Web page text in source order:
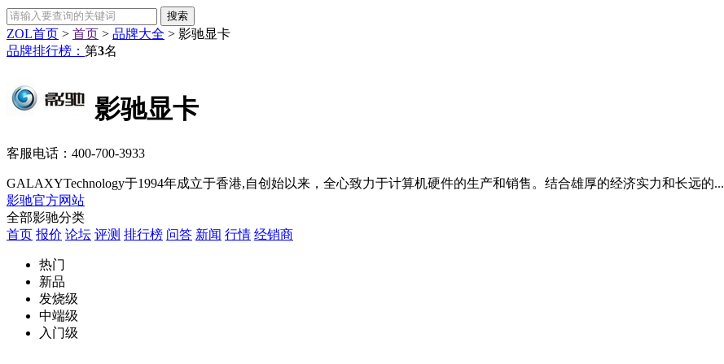
ZOL首页 > 首页 > 品牌大全 > 影驰显卡
品牌排行榜： 第3名
影驰显卡
客服电话： 400-700-3933
GALAXYTechnology于1994年成立于香港,自创始以来，全心致力于计算机硬件的生产和销售。结合雄厚的经济实力和长远的...
影驰官方网站
全部影驰分类
首页 报价 论坛 评测 排行榜 问答 新闻 行情 经销商
热门
新品
发烧级
中端级
入门级